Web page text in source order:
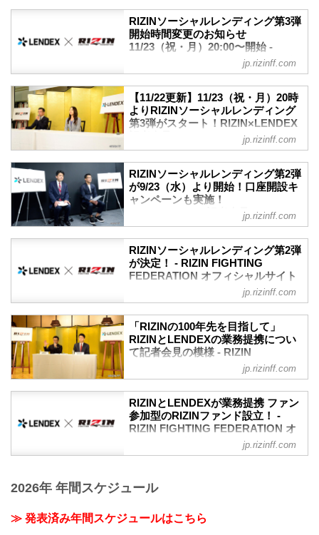
金を運用したい投資家とをマッチングす
るサービス」のこと。
2019年より開始されたRIZINファンドは
これまでに第4弾まで行われ、いずれも募
集開始後すぐに満額に達成している。
第5弾となる今回は、本日4月19日（月）
20時より募集がスタート！応募には、事
前にLENDEXでの口座開設が...
る、株式会社LENDEX（レンデックス）
とのソーシャルレンディング第4弾の詳細
が決定した！
ソーシャルレンディングとは、昨今注目
を集める「資金を必要とする事業者とお
金を運用したい投資家とをマッチングす
るサービス」のこと。2019年に行われた
RIZINファンド第1弾、2020年に行われた
第2弾と第3弾も、募集開始後すぐに満額
第4弾の募集開始は2月22日（月）19時か
らの予定だ！応募には、事前にLENDEX
での口座開設が必要となって...
RIZINソーシャルレンディング第3弾
開始時間変更のお知らせ
11/23（祝・月）20:00〜開始 -
RIZIN FIGHTING FEDERATION オ
フィシャルサイト
本日開始予定のRIZINソーシャルレンディ
ング第3弾は、明日11月23日（祝・月）
20:00からの開始となります。
突然の変更でご迷惑をおかけしますが、
何卒よろしくお願いいたします。
ファンド概要
RIZIN.26開催に向けてのファン参加型フ
ァンド
5,000万円
募集期間
2020年 11月22日（日）12:00〜
変更後：11月23日（祝・月）20:00〜
※応募には事前の口座開設が必要です。
※投資家登録には5日程度掛かりますの...
jp.rizinff.com
【11/22更新】11/23（祝・月）20時
よりRIZINソーシャルレンディング
第3弾がスタート！RIZIN×LENDEX
記者会見 - RIZIN FIGHTING
FEDERATION オフィシャルサイト
第3弾ファンド 開始時間変更のお知らせ
RIZINソーシャルレンディング第3弾の開
始日時は、11月23日（祝・月）20:00へ変
更となります。突然の変更でご迷惑をお
かけしますが、何卒よろしくお願いいた
11月13日（金）記者会見の第二部として
マスコミ向けにRIZINソーシャルレンディ
ング第3弾発表の会見が行われた。会見に
は榊原信行CEOと株式会社LENDEX（レ
ンデックス）広報の樋口佳子氏が登壇し
た。
ソーシャルレンディングとは、昨今注目
を集める「資金を必要とする事業者とお
金を運用...
jp.rizinff.com
RIZINソーシャルレンディング第2弾
が9/23（水）より開始！口座開設キ
ャンペーンも実施！
RIZIN×LENDEX記者会見 - RIZIN
FIGHTING FEDERATION オフィシ
ャルサイト
9月16日（水）、RIZIN FF事務局にて
RIZINソーシャルレンディング第2弾の発
表会見が行われた。会見には榊原信行
CEOと株式会社LENDEX（レンデック
ソーシャルレンディングとは？
昨今注目を集める「資金を必要とする事
業者とお金を運用したい投資家とをマッ
チングするサービス」のこと。昨年11月
に実施されたのRIZINファンド第1弾で
は、募集が開始されると瞬く間に応募が
募り、わずか20秒で募集総額の5,000万円
に到達した。
ソーシャルレンディン...
jp.rizinff.com
RIZINソーシャルレンディング第2弾
が決定！ - RIZIN FIGHTING
FEDERATION オフィシャルサイト
昨年RIZINと業務提携を行った株式会社
ルレンディング第2弾のファンド募集が決
定した！
ソーシャルレンディングとは、昨今注目
を集める「資金を必要とする事業者とお
金を運用したい投資家とをマッチングす
るサービス」。昨年11月の第1弾では、募
集が開始されると瞬く間に応募が募り、
わずか20秒で募集総額の5,000万円に到達
した。
第2弾となる今回は、先日RIZIN公式
YouTubeチャンネルのLIVE配信にて発表
害が終息し...
jp.rizinff.com
「RIZINの100年先を目指して」
RIZINとLENDEXの業務提携につい
て記者会見の模様 - RIZIN
FIGHTING FEDERATION オフィシ
ャルサイト
昨日行われた記者会見の第2部として、先
日公式サイトから発表があったRIZINと
LENDEXの業務提携についての会見が行
榊原信行CEOは「RIZINが100年生き続け
ーツおよびエンターテインメントの新た
という貸付型のクラウドファンディング
jp.rizinff.com
RIZINとLENDEXが業務提携 ファン
参加型のRIZINファンド設立！ -
RIZIN FIGHTING FEDERATION オ
と、ソーシャルレンディングを生業とす
が、業務提携を結ぶこととなった。
≫ ソーシャルレンディングとは？株式会
jp.rizinff.com
2026年 年間スケジュール
≫ 発表済み年間スケジュールはこちら